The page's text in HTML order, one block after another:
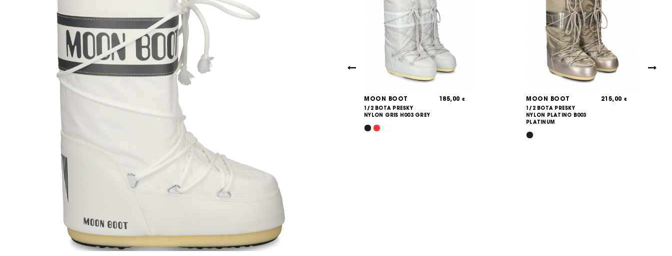
HIELO L007 ecru
MOON BOOT
1/2 BOTA PRESKY
NYLON GRIS H003 GREY
185,00€ MOON BOOT
1/2 BOTA PRESKY
NYLON PLATINO B003
PLATINUM
215,00€